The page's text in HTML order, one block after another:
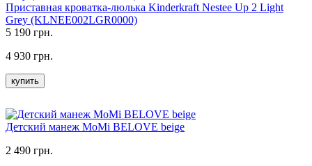
Приставная кроватка-люлька Kinderkraft Nestee Up 2 Light
Grey (KLNEE002LGR0000)
5 190 грн.
4 930 грн.
купить
Детский манеж MoMi BELOVE beige
2 490 грн.